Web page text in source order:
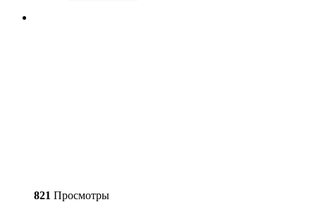
821 Просмотры